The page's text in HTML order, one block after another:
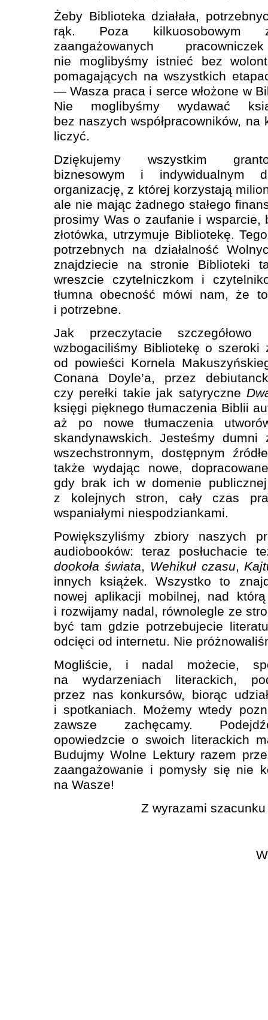
Żeby Biblioteka działała,
rąk. Poza kilkuosobowym
zaangażowanych
nie moglibyśmy istnieć bez
pomagających na wszystkich
— Wasza praca i serce włożone w
Nie moglibyśmy wydawać
bez naszych współpracowników,
liczyć.
Dziękujemy wszystkim
biznesowym i indywidualnym
organizację, z której korzystają
ale nie mając żadnego stałego
prosimy Was o zaufanie i wsparcie,
złotówka, utrzymuje Bibliotekę.
potrzebnych na działalność
znajdziecie na stronie Biblioteki
wreszcie czytelniczkom i
tłumna obecność mówi nam, że
i potrzebne.
Jak przeczytacie
wzbogaciliśmy Bibliotekę o szeroki
od powieści Kornela
Conana Doyle’a, przez
czy perełki takie jak satyryczne
księgi pięknego tłumaczenia Biblii
aż po nowe tłumaczenia
skandynawskich. Jesteśmy
wszechstronnym, dostępnym
także wydając nowe,
gdy brak ich w domenie
z kolejnych stron, cały czas
wspaniałymi niespodziankami.
Powiększyliśmy zbiory naszych
audiobooków: teraz posłuchacie
dookoła świata, Wehikuł czasu,
innych książek. Wszystko to
nowej aplikacji mobilnej, nad
i rozwijamy nadal, równolegle ze
być tam gdzie potrzebujecie
odcięci od internetu. Nie
Mogliście, i nadal możecie,
na wydarzeniach literackich,
przez nas konkursów, biorąc
i spotkaniach. Możemy wtedy
zawsze zachęcamy.
opowiedzcie o swoich literackich
Budujmy Wolne Lektury razem
zaangażowanie i pomysły się nie
na Wasze!
Z wyrazami